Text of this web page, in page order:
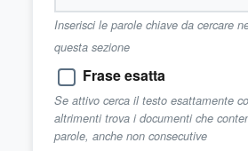
Inserisci le parole chiave da cercare
questa sezione
Frase esatta
Se attivo cerca il testo esattamente
altrimenti trova i documenti che
parole, anche non consecutive